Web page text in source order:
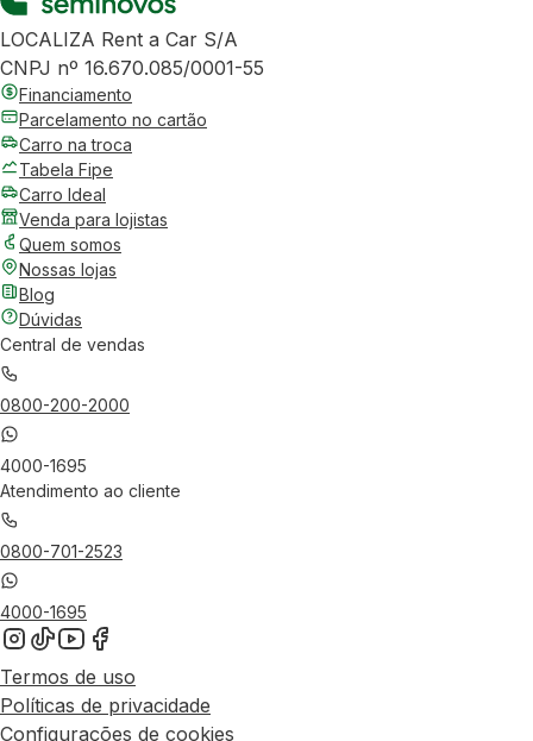
LOCALIZA Rent a Car S/A
CNPJ nº 16.670.085/0001-55
Financiamento
Parcelamento no cartão
Carro na troca
Tabela Fipe
Carro Ideal
Venda para lojistas
Quem somos
Nossas lojas
Blog
Dúvidas
Central de vendas
0800-200-2000
4000-1695
Atendimento ao cliente
0800-701-2523
4000-1695
Termos de uso
Políticas de privacidade
Configurações de cookies